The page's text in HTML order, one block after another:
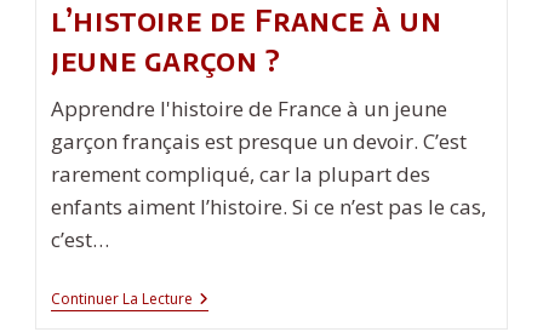
l’histoire de France à un
jeune garçon ?
Apprendre l'histoire de France à un jeune
garçon français est presque un devoir. C’est
rarement compliqué, car la plupart des
enfants aiment l’histoire. Si ce n’est pas le cas,
c’est…
Continuer La Lecture Comment
Apprendre